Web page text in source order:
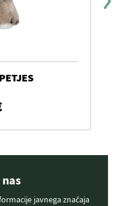
nas
javnega značaja